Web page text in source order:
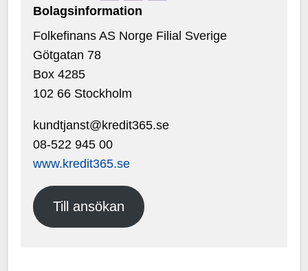
Bolagsinformation
Folkefinans AS Norge Filial Sverige
Götgatan 78
Box 4285
102 66 Stockholm
kundtjanst@kredit365.se
08-522 945 00
www.kredit365.se
Till ansökan